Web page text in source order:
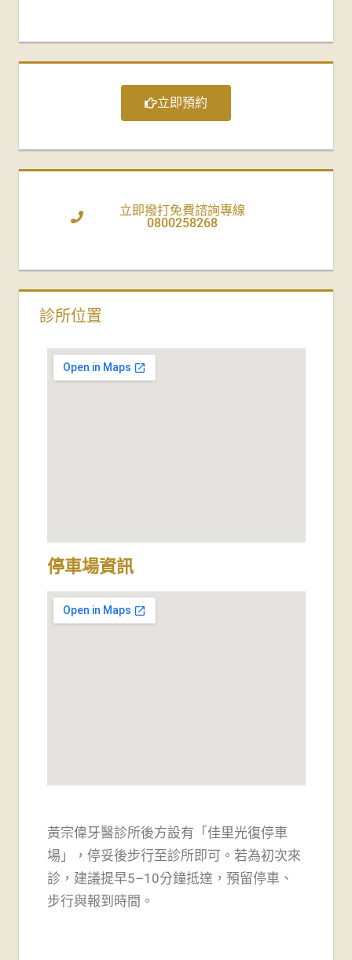
立即預約
立即撥打免費諮詢專線
0800258268
診所位置
停車場資訊
黃宗偉牙醫診所後方設有「佳里光復停車
場」， 停妥後步行至診所即可。若為初次來
診，建議提早5–10分鐘抵達，預留停車、
步行與報到時間。